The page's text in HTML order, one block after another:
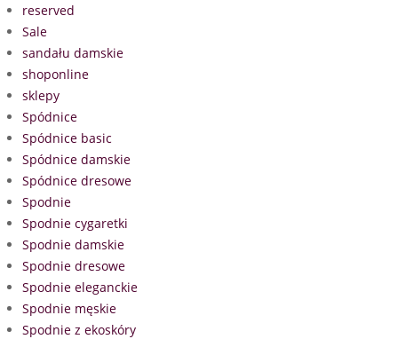
reserved
Sale
sandału damskie
shoponline
sklepy
Spódnice
Spódnice basic
Spódnice damskie
Spódnice dresowe
Spodnie
Spodnie cygaretki
Spodnie damskie
Spodnie dresowe
Spodnie eleganckie
Spodnie męskie
Spodnie z ekoskóry